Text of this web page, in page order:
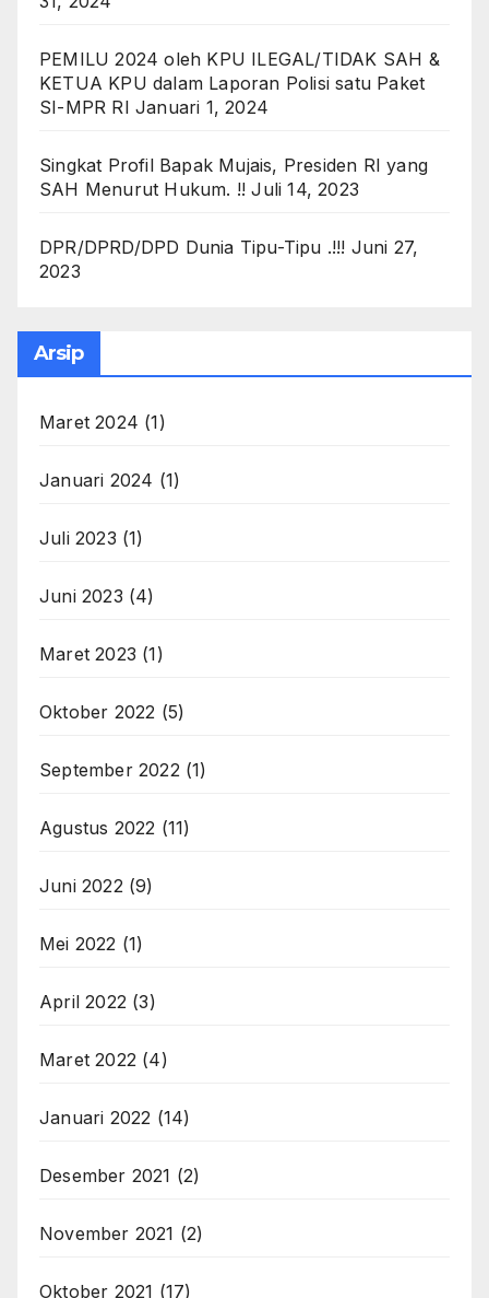
PEMILU 2024 oleh KPU ILEGAL/TIDAK SAH &
KETUA KPU dalam Laporan Polisi satu Paket
SI-MPR RI Januari 1, 2024
Singkat Profil Bapak Mujais, Presiden RI yang
SAH Menurut Hukum. !! Juli 14, 2023
DPR/DPRD/DPD Dunia Tipu-Tipu .!!! Juni 27,
2023
Arsip
Maret 2024 (1)
Januari 2024 (1)
Juli 2023 (1)
Juni 2023 (4)
Maret 2023 (1)
Oktober 2022 (5)
September 2022(1)
Agustus 2022 (11)
Juni 2022(9)
Mei 2022 (1)
April 2022 (3)
Maret 2022 (4)
Januari 2022 (14)
Desember 2021 (2)
November 2021 (2)
Oktober 2021 (17)